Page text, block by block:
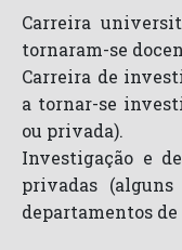
Carreira
tornaram-se
Carreira de
a tornar-se
ou privada).
Investigação e
privadas
departamentos